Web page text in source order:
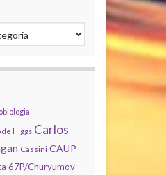
de Higgs Carlos
Cassini CAUP
67P/Churyumov-